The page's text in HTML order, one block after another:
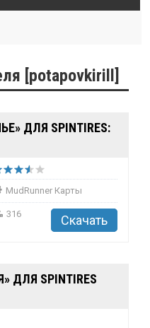
[potapovkirill]
ДЛЯ SPINTIRES:
MudRunner Карты
316 Скачать
ДЛЯ SPINTIRES